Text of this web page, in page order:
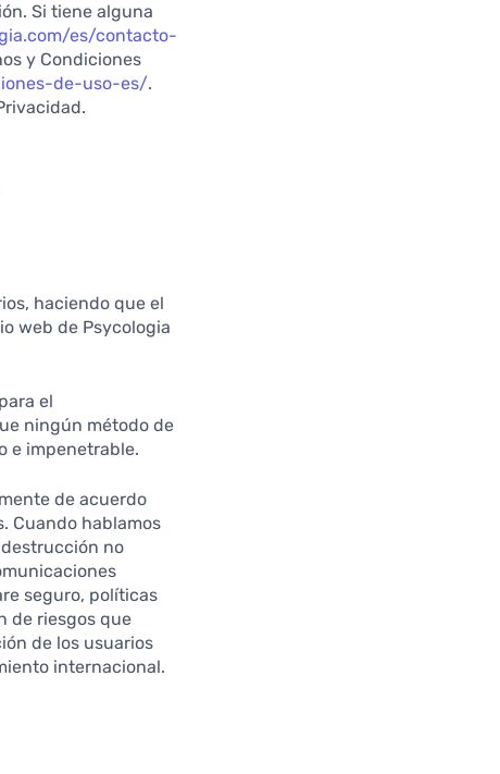
Si tiene alguna
es/contacto-
y Condiciones
de-uso-es/.
haciendo que el
web de Psycologia
el
ningún método de
e impenetrable.
de acuerdo
Cuando hablamos
no
seguro, políticas
de riesgos que
de los usuarios
internacional.